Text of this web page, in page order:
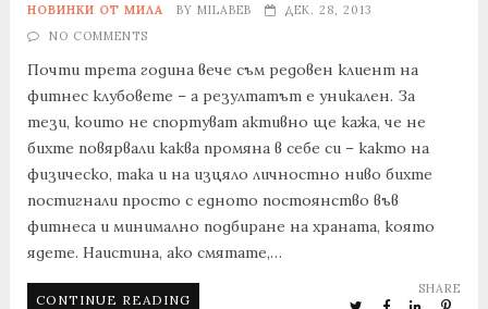
НОВИНКИ ОТ МИЛА BY MILABEB
ДЕК. 28, 2013
NO COMMENTS
Почти трета година вече съм редовен клиент на
фитнес клубовете – а резултатът е уникален. За
тези, които не спортуват активно ще кажа, че не
бихте повярвали каква промяна в себе си – както на
физическо, така и на изцяло личностно ниво бихте
постигнали просто с едното постоянство във
фитнеса и минимално подбиране на храната, която
ядете. Наистина, ако смятате,…
CONTINUE READING
SHARE